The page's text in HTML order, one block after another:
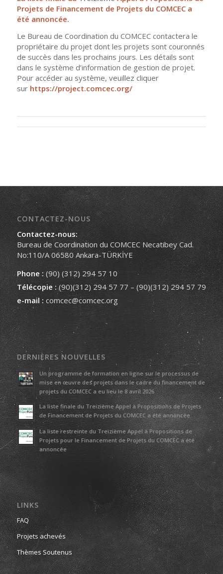
Projets de Financement de Projets du COMCEC a
été annoncée.
Le Bureau de Coordination du COMCEC contactera le
propriétaire du projet dont les projets sont couronnés
de succès dans les prochains jours. Les détails sont
dans le système d’information de gestion de projet.
Pour accéder au système, veuillez cliquer
sur https://project.comcec.org/
CONTACTEZ-NOUS
Contactez-nous:
Bureau de Coordination du COMCEC Necatibey Cad.
No:110/A 06580 Ankara-TÜRKİYE
Phone :(90) (312) 294 57 10
Télécopie :(90)(312) 294 57 77 – (90)(312) 294 57 79
e-mail : comcec@comcec.org
DERNIÈRES NOUVELLES
Un programme de formation en ligne sur le processus de
mise en œuvre des projets dans le cadre du financement de
projets du COMCEC a eu lieu le 8 avril 2026
La liste finale du Treizième Appel à Propositions de Projets
de Financement de Projets du COMCEC a été annoncée
La liste restreinte du Treizième Appel à Propositions de
Projets pour le Financement de Projets du COMCEC a été
annoncée
LINKS
FAQ
Projets achevés
Thèmes Soutenus